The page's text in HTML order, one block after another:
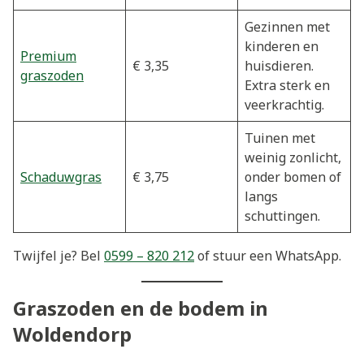
Premium
graszoden
€ 3,35
Gezinnen met
kinderen en
huisdieren.
Extra sterk en
veerkrachtig.
Schaduwgras € 3,75
Tuinen met
weinig zonlicht,
onder bomen of
langs
schuttingen.
Twijfel je? Bel 0599 – 820 212of stuur een WhatsApp.
Graszoden en de bodem in
Woldendorp